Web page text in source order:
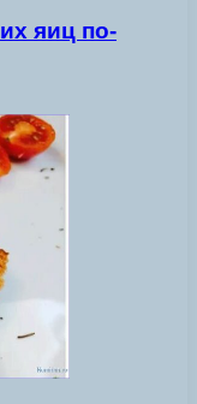
яиц по-